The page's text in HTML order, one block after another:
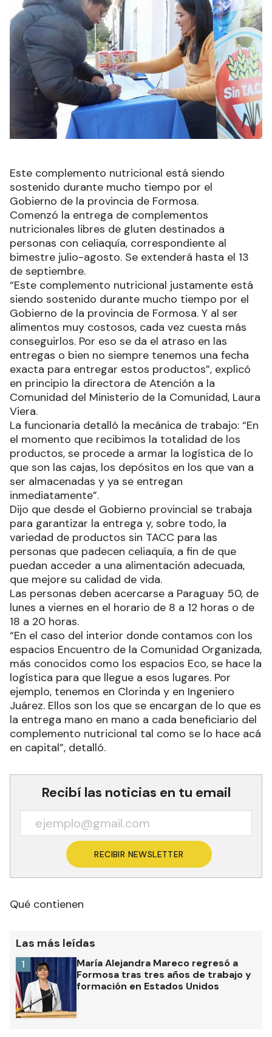
Este complemento nutricional está siendo
sostenido durante mucho tiempo por el
Gobierno de la provincia de Formosa.
Comenzó la entrega de complementos
nutricionales libres de gluten destinados a
personas con celiaquía, correspondiente al
bimestre julio-agosto. Se extenderá hasta el 13
de septiembre.
“Este complemento nutricional justamente está
siendo sostenido durante mucho tiempo por el
Gobierno de la provincia de Formosa. Y al ser
alimentos muy costosos, cada vez cuesta más
conseguirlos. Por eso se da el atraso en las
entregas o bien no siempre tenemos una fecha
exacta para entregar estos productos”, explicó
en principio la directora de Atención a la
Comunidad del Ministerio de la Comunidad, Laura
Viera.
La funcionaria detalló la mecánica de trabajo: “En
el momento que recibimos la totalidad de los
productos, se procede a armar la logística de lo
que son las cajas, los depósitos en los que van a
ser almacenadas y ya se entregan
inmediatamente”.
Dijo que desde el Gobierno provincial se trabaja
para garantizar la entrega y, sobre todo, la
variedad de productos sin TACC para las
personas que padecen celiaquía, a fin de que
puedan acceder a una alimentación adecuada,
que mejore su calidad de vida.
Las personas deben acercarse a Paraguay 50, de
lunes a viernes en el horario de 8 a 12 horas o de
18 a 20 horas.
“En el caso del interior donde contamos con los
espacios Encuentro de la Comunidad Organizada,
más conocidos como los espacios Eco, se hace la
logística para que llegue a esos lugares. Por
ejemplo, tenemos en Clorinda y en Ingeniero
Juárez. Ellos son los que se encargan de lo que es
la entrega mano en mano a cada beneficiario del
complemento nutricional tal como se lo hace acá
en capital”, detalló.
Recibí las noticias en tu email
RECIBIR NEWSLETTER
Qué contienen
Las más leídas
María Alejandra Mareco regresó a
Formosa tras tres años de trabajo y
formación en Estados Unidos
1